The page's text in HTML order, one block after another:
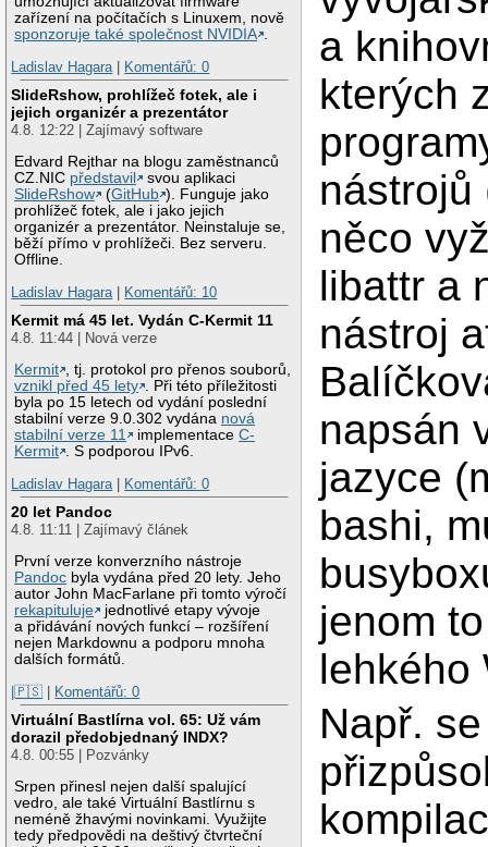
zařízení na počítačích s Linuxem, nově
sponzoruje také společnost NVIDIA .
Ladislav Hagara | Komentářů: 0
SlideRshow, prohlížeč fotek, ale i
jejich organizér a prezentátor
4.8. 12:22 | Zajímavý software
Edvard Rejthar na blogu zaměstnanců
CZ.NIC představil
svou aplikaci
SlideRshow
(GitHub ). Funguje jako
prohlížeč fotek, ale i jako jejich
organizér a prezentátor. Neinstaluje se,
běží přímo v prohlížeči. Bez serveru.
Offline.
Ladislav Hagara | Komentářů: 10
Kermit má 45 let. Vydán C-Kermit 11
4.8. 11:44 | Nová verze
Kermit , tj. protokol pro přenos souborů,
vznikl před 45 lety . Při této příležitosti
byla po 15 letech od vydání poslední
stabilní verze 9.0.302 vydána nová
stabilní verze 11
implementaceC-
Kermit . S podporou IPv6.
Ladislav Hagara | Komentářů: 0
20 let Pandoc
4.8. 11:11 | Zajímavý článek
První verze konverzního nástroje
Pandoc byla vydána před 20 lety. Jeho
autor John MacFarlane při tomto výročí
rekapituluje
jednotlivé etapy vývoje
a přidávání nových funkcí – rozšíření
nejen Markdownu a podporu mnoha
dalších formátů.
|🇵🇸 | Komentářů: 0
Virtuální Bastlírna vol. 65: Už vám
dorazil předobjednaný INDX?
4.8. 00:55 | Pozvánky
Srpen přinesl nejen další spalující
vedro, ale také Virtuální Bastlírnu s
neméně žhavými novinkami. Využijte
tedy předpovědi na deštivý čtvrteční
a
kterých
nástrojů
něco
libattr a
nástroj
napsán
jazyce
bashi,
jenom
lehkého
Např.